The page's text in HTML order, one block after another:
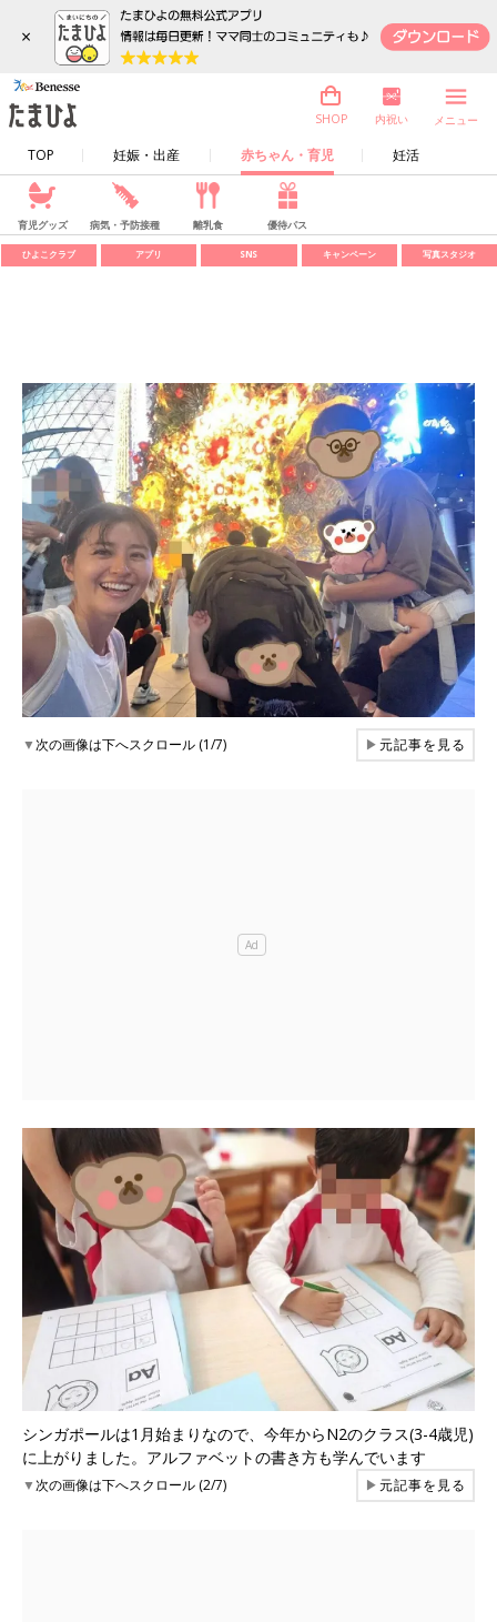
×
TOP 妊娠・出産 赤ちゃん・育児 妊活
SHOP 内祝い メニュー
育児グッズ 病気・予防接種 離乳食 優待パス
ひよこクラブ アプリ SNS キャンペーン 写真スタジオ
▼次の画像は下へスクロール (1/7) ▶元記事を見る
シンガポールは1月始まりなので、今年からN2のクラス(3-4歳児)
に上がりました。アルファベットの書き方も学んでいます
▼次の画像は下へスクロール (2/7) ▶元記事を見る